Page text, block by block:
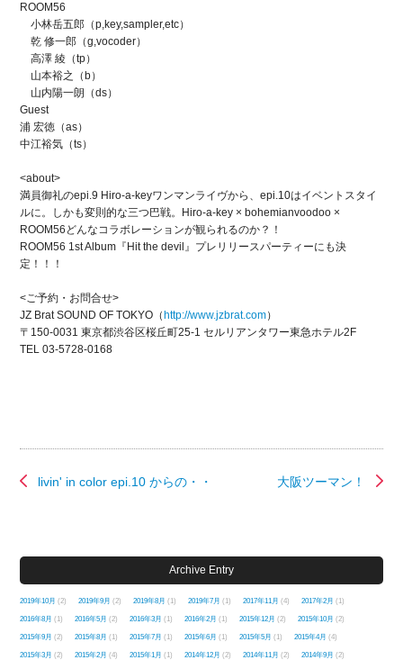
ROOM56
小林岳五郎（p,key,sampler,etc）
乾 修一郎（g,vocoder）
高澤 綾（tp）
山本裕之（b）
山内陽一朗（ds）
Guest
浦 宏徳（as）
中江裕気（ts）
<about>
満員御礼のepi.9 Hiro-a-keyワンマンライヴから、epi.10はイベントスタイ
ルに。しかも変則的な三つ巴戦。Hiro-a-key × bohemianvoodoo ×
ROOM56どんなコラボレーションが観られるのか？！
ROOM56 1st Album『Hit the devil』プレリリースパーティーにも決
定！！！
<ご予約・お問合せ>
JZ Brat SOUND OF TOKYO（ http://www.jzbrat.com）
〒150-0031 東京都渋谷区桜丘町25-1 セルリアンタワー東急ホテル2F
TEL 03-5728-0168
大阪ツーマン！
livin' in color epi.10 からの・・
Archive Entry
2019年10月 (2) 2019年9月 (2) 2019年8月 (1) 2019年7月 (1) 2017年11月 (4) 2017年2月 (1)
2016年8月 (1) 2016年5月 (2) 2016年3月 (1) 2016年2月 (1) 2015年12月 (2) 2015年10月 (2)
2015年9月 (2) 2015年8月 (1) 2015年7月 (1) 2015年6月 (1) 2015年5月 (1) 2015年4月 (4)
2015年3月 (2) 2015年2月 (4) 2015年1月 (1) 2014年12月 (2) 2014年11月 (2) 2014年9月 (2)